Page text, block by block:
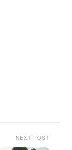
NEXT POST